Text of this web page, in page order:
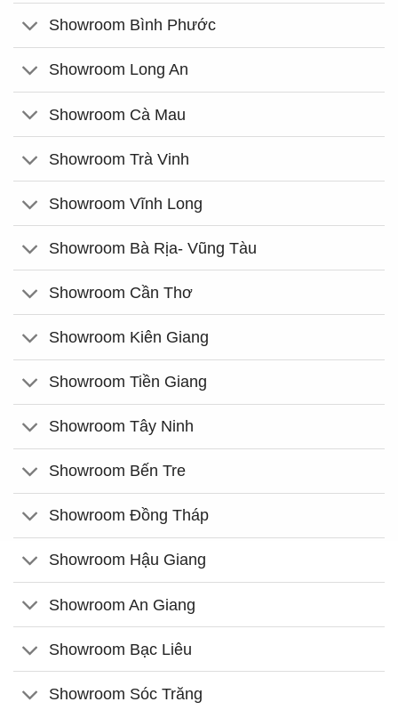
Showroom Bình Phước
Showroom Long An
Showroom Cà Mau
Showroom Trà Vinh
Showroom Vĩnh Long
Showroom Bà Rịa- Vũng Tàu
Showroom Cần Thơ
Showroom Kiên Giang
Showroom Tiền Giang
Showroom Tây Ninh
Showroom Bến Tre
Showroom Đồng Tháp
Showroom Hậu Giang
Showroom An Giang
Showroom Bạc Liêu
Showroom Sóc Trăng